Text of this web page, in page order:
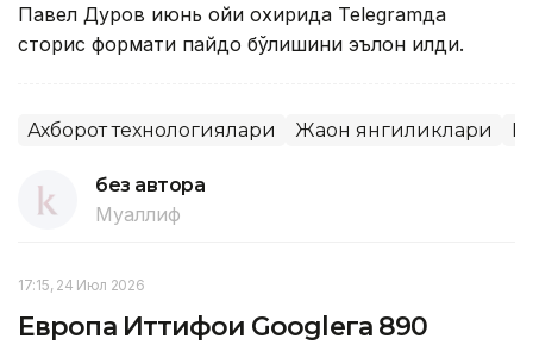
Павел Дуров июнь ойи охирида Telegramда
сторис формати пайдо бўлишини эълон қилди.
Ахборот технологиялари Жаҳон янгиликлари
без автора
Муаллиф
17:15, 24 Июл 2026
Европа Иттифоқи Googleга 890